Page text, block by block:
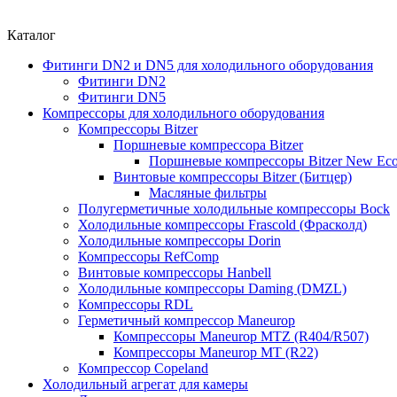
Каталог
Фитинги DN2 и DN5 для холодильного оборудования
Фитинги DN2
Фитинги DN5
Компрессоры для холодильного оборудования
Компрессоры Bitzer
Поршневые компрессора Bitzer
Поршневые компрессоры Bitzer New
Винтовые компрессоры Bitzer (Битцер)
Масляные фильтры
Полугерметичные холодильные компрессоры Bock
Холодильные компрессоры Frascold (Фрасколд)
Холодильные компрессоры Dorin
Компрессоры RefComp
Винтовые компрессоры Hanbell
Холодильные компрессоры Daming (DMZL)
Компрессоры RDL
Герметичный компрессор Maneurop
Компрессоры Maneurop MTZ (R404/R507)
Компрессоры Maneurop MT (R22)
Компрессор Copeland
Холодильный агрегат для камеры